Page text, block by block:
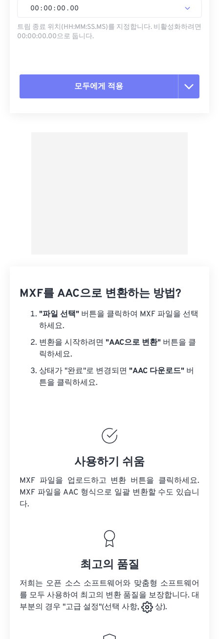
00 : 00 : 00 . 00
트림 종료 위치(HH:MM:SS.MS)를 지정합니다. 비활성화하려면
00:00:00.00으로 둡니다.
모두에게 적용
MXF를 AAC으로 변환하는 방법?
"파일 선택" 버튼을 클릭하여 MXF 파일을 선택
하세요.
변환을 시작하려면 "AAC으로 변환" 버튼을 클
릭하세요.
상태가 "완료"로 변경되면 "AAC 다운로드" 버
튼을 클릭하세요.
사용하기 쉬움
MXF 파일을 업로드하고 변환 버튼을 클릭하세요.
MXF 파일을 AAC 형식으로 일괄 변환할 수도 있습니
다.
최고의 품질
저희는 오픈 소스 소프트웨어와 맞춤형 소프트웨어
를 모두 사용하여 최고의 변환 품질을 보장합니다. 대
부분의 경우 "고급 설정"(선택 사항,
상).